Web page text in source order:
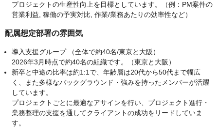
プロジェクトの生産性向上を目標としています。（例：PM案件の
営業利益, 稼働の予実対比, 作業/業務あたりの効率性など）
配属想定部署の雰囲気
導入支援グループ （全体で約40名/東京と大阪）
2026年3月時点で約40名の組織です。（東京と大阪）
新卒と中途の比率は約1:1で、年齢層は20代から50代まで幅広
く、また多様なバックグラウンド・強みを持ったメンバーが活躍
しています。
プロジェクトごとに最適なアサインを行い、プロジェクト進行・
業務整理の支援を通してクライアントの成功をリードしていま
す。